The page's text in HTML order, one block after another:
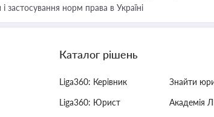
застосування норм права в Україні
Каталог рішень
Liga360: Керівник
Liga360: Юрист
Знайти
Академія